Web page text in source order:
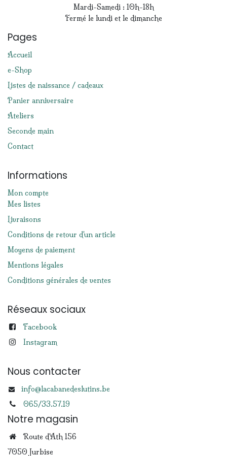
Mardi-Samedi : 10h-18h
Fermé le lundi et le dimanche
Pages
Accueil
e-Shop
Listes de naissance / cadeaux
Panier anniversaire
Ateliers
Seconde main
Contact
Informations
Mon compte
Mes listes
Livraisons
Conditions de retour d'un article
Moyens de paiement
Mentions légales
Conditions générales de ventes
Réseaux sociaux
Facebook
Instagram
Nous contacter
info@lacabanedeslutins.be
065/33.57.19
Notre magasin
Route d'Ath 156
7050 Jurbise